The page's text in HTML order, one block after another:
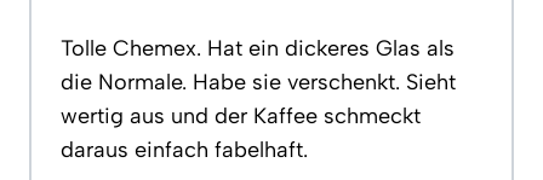
Tolle Chemex. Hat ein dickeres Glas als
die Normale. Habe sie verschenkt. Sieht
wertig aus und der Kaffee schmeckt
daraus einfach fabelhaft.